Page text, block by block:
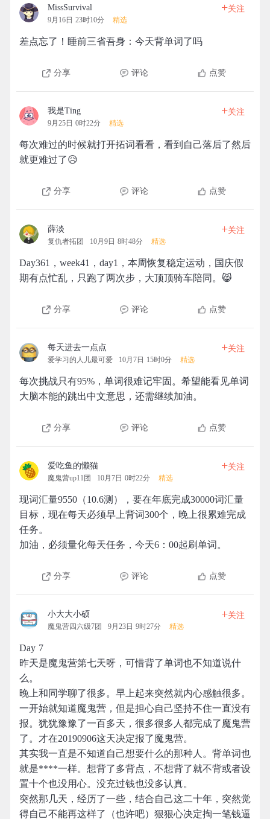
MissSurvival
9月16日 23时10分 精选
+关注
差点忘了！睡前三省吾身：今天背单词了吗
分享 评论 点赞
我是Ting
9月25日 0时22分 精选
+关注
每次难过的时候就打开拓词看看，看到自己落后了然后
就更难过了😥
分享 评论 点赞
薛淡
复仇者拓团 10月9日 8时48分 精选
+关注
Day361，week41，day1，本周恢复稳定运动，国庆假
期有点忙乱，只跑了两次步，大顶顶骑车陪同。😸
分享 评论 点赞
每天进去一点点
爱学习的人儿最可爱 10月7日 15时0分 精选
+关注
每次挑战只有95%，单词很难记牢固。希望能看见单词
大脑本能的跳出中文意思，还需继续加油。
分享 评论 点赞
爱吃鱼的懒猫
魔鬼营up11团 10月7日 0时22分 精选
+关注
现词汇量9550（10.6测），要在年底完成30000词汇量
目标，现在每天必须早上背词300个，晚上很累难完成
任务。
加油，必须量化每天任务，今天6：00起刷单词。
分享 评论 点赞
小大大小硕
魔鬼营四六级7团 9月23日 9时27分 精选
+关注
Day 7
昨天是魔鬼营第七天呀，可惜背了单词也不知道说什
么。
晚上和同学聊了很多。早上起来突然就内心感触很多。
一开始就知道魔鬼营，但是担心自己坚持不住一直没有
报。犹犹豫豫了一百多天，很多很多人都完成了魔鬼营
了。才在20190906这天决定报了魔鬼营。
其实我一直是不知道自己想要什么的那种人。背单词也
就是****一样。想背了多背点，不想背了就不背或者设
置十个也没用心。没充过钱也没多认真。
突然那几天，经历了一些，结合自己这二十年，突然觉
得自己不能再这样了（也许吧）狠狠心决定掏一笔钱逼